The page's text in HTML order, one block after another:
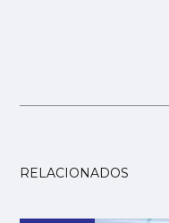
RELACIONADOS